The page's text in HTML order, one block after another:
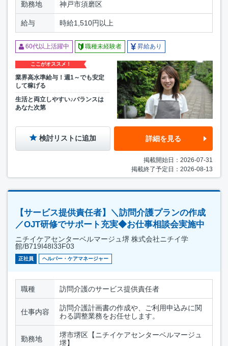
勤務地 神戸市須磨区
給与 時給1,510円以上
60代以上活躍中 職種未経験者 昇給あり
ここがオススメ！
業界高水準給与！週1～でも安定
して稼げる
生活と両立しやすい♪バランスは
あなた次第
検討リストに追加 詳細を見る
掲載開始日：2026-07-31
掲載終了予定日：2026-08-13
【サービス提供責任者】＼訪問介護プランの作成
／OJT研修でサポート充実◆お仕事相談会実施中
ニチイケアセンターベルマージュ堺 株式会社ニチイ学
館/B719I48I33F03
正社員 ヘルパー・ケアマネージャー
職種 訪問介護のサービス提供責任者
仕事内容
訪問介護計画書の作成や、ご利用申込みに関
わる調整業務をお任せします。
勤務地
堺市堺区【ニチイケアセンターベルマージュ
堺】